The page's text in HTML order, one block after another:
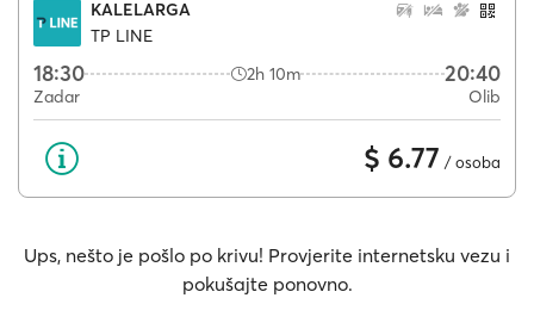
KALELARGA
TP LINE
18:30 2h 10m 20:40
Zadar Olib
$ 6.77 / osoba
Ups, nešto je pošlo po krivu! Provjerite internetsku vezu i
pokušajte ponovno.